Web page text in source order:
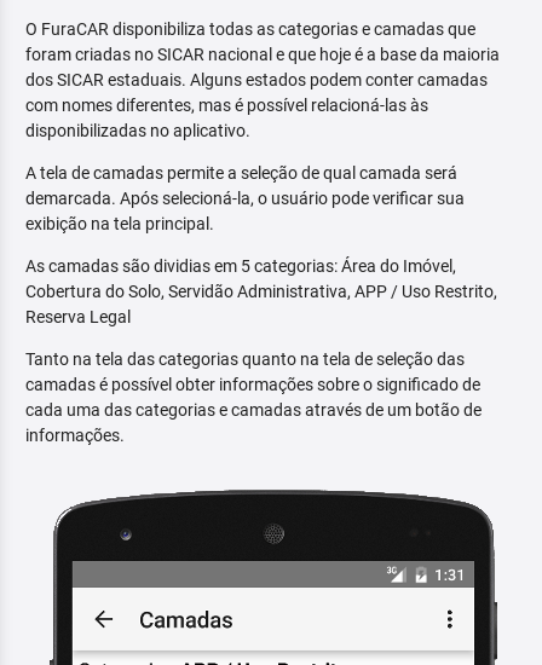
O FuraCAR disponibiliza todas as categorias e camadas que
foram criadas no SICAR nacional e que hoje é a base da maioria
dos SICAR estaduais. Alguns estados podem conter camadas
com nomes diferentes, mas é possível relacioná-las às
disponibilizadas no aplicativo.
A tela de camadas permite a seleção de qual camada será
demarcada. Após selecioná-la, o usuário pode verificar sua
exibição na tela principal.
As camadas são dividias em 5 categorias: Área do Imóvel,
Cobertura do Solo, Servidão Administrativa, APP / Uso Restrito,
Reserva Legal
Tanto na tela das categorias quanto na tela de seleção das
camadas é possível obter informações sobre o significado de
cada uma das categorias e camadas através de um botão de
informações.